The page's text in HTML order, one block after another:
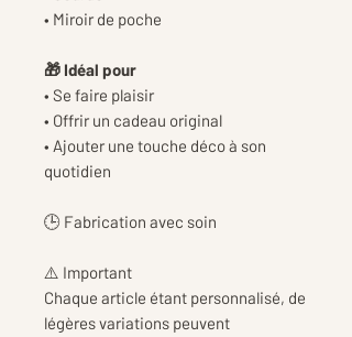
• Miroir de poche
🎁 Idéal pour
• Se faire plaisir
• Offrir un cadeau original
• Ajouter une touche déco à son
quotidien
🕒 Fabrication avec soin
⚠️ Important
Chaque article étant personnalisé, de
légères variations peuvent